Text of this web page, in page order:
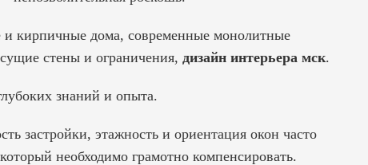
и кирпичные дома, современные монолитные
стены и ограничения, дизайн интерьера мск.
знаний и опыта.
застройки, этажность и ориентация окон часто
необходимо грамотно компенсировать.